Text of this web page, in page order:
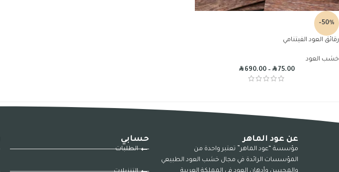
-50%
رقائق العود الفيتنامي
خشب العود
R75.00
–
R690.00
عن عود الماهر
مؤسسة “عود الماهر” تعتبر واحدة من
المؤسسات الرائدة في مجال خشب العود الطبيعي
حسابي
الطلبات